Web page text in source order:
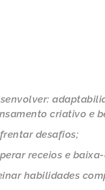
criativo e
desafios;
receios e
habilidades